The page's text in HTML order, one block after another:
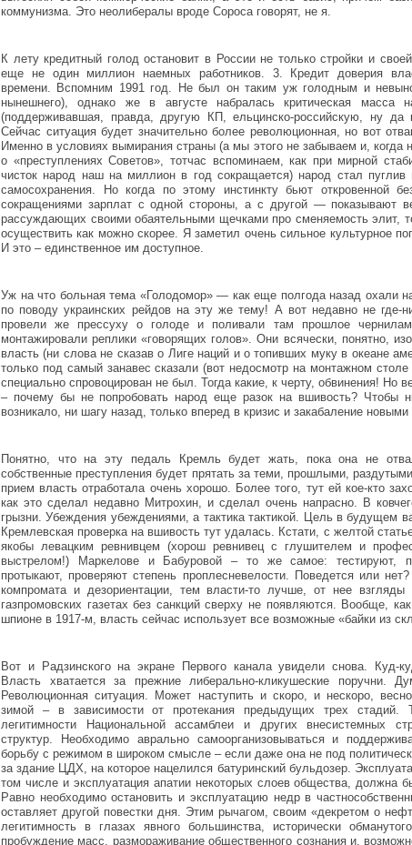
коммунизма. Это неолибералы вроде Сороса говорят, не я.
К лету кредитный голод остановит в России не только стройки и
еще не один миллион наемных работников. 3. Кредит доверия
времени. Вспомним 1991 год. Не был он таким уж голодным и
нынешнего), однако же в августе набралась критическая масса
(поддерживавшая, правда, другую КП, ельцинско-российскую, ну да
Сейчас ситуация будет значительно более революционная, но вот
Именно в условиях вымирания страны (а мы этого не забываем и, когда
о «преступлениях Советов», тотчас вспоминаем, как при мирной
чисток народ наш на миллион в год сокращается) народ стал пуглив
самосохранения. Но когда по этому инстинкту бьют откровенной
сокращениями зарплат с одной стороны, а с другой — показывают
рассуждающих своими обаятельными щечками про сменяемость элит,
осуществить как можно скорее. Я заметил очень сильное культурное
И это – единственное им доступное.
Уж на что больная тема «Голодомор» — как еще полгода назад охали
по поводу украинских рейдов на эту же тему! А вот недавно не
провели же прессуху о голоде и поливали там прошлое
монтажировали реплики «говорящих голов». Они всячески, понятно,
власть (ни слова не сказав о Лиге наций и о топивших муку в океане
только под самый занавес сказали (вот недосмотр на монтажном столе
специально спровоцирован не был. Тогда какие, к черту, обвинения! Но
– почему бы не попробовать народ еще разок на вшивость? Чтобы
возникало, ни шагу назад, только вперед в кризис и закабаление новыми
Понятно, что на эту педаль Кремль будет жать, пока она не
собственные преступления будет прятать за теми, прошлыми,
прием власть отработала очень хорошо. Более того, тут ей кое-кто
как это сделал недавно Митрохин, и сделал очень напрасно. В
грызни. Убеждения убеждениями, а тактика тактикой. Цель в будущем
Кремлевская проверка на вшивость тут удалась. Кстати, с желтой
якобы левацким ревнивцем (хорош ревнивец с глушителем и
выстрелом!) Маркелове и Бабуровой – то же самое: тестируют,
протыкают, проверяют степень проплесневелости. Поведется или
компромата и дезориентации, тем власти-то лучше, от нее взгляды
газпромовских газетах без санкций сверху не появляются. Вообще,
шпионе в 1917-м, власть сейчас использует все возможные «байки из
Вот и Радзинского на экране Первого канала увидели снова. Куд-
Власть хватается за прежние либерально-кликушеские поручни.
Революционная ситуация. Может наступить и скоро, и нескоро,
зимой – в зависимости от протекания предыдущих трех стадий.
легитимности Национальной ассамблеи и других внесистемных
структур. Необходимо аврально самоорганизовываться и
борьбу с режимом в широком смысле – если даже она не под
за здание ЦДХ, на которое нацелился батуринский бульдозер.
том числе и эксплуатация апатии некоторых слоев общества, должна
Равно необходимо остановить и эксплуатацию недр в
оставляет другой повестки дня. Этим рычагом, своим «декретом о
легитимность в глазах явного большинства, исторически
пробуждение масс, размораживание общественного сознания и,